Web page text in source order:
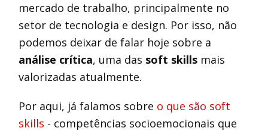
mercado de trabalho, principalmente no
setor de tecnologia e design. Por isso, não
podemos deixar de falar hoje sobre a
análise crítica, uma das soft skills mais
valorizadas atualmente.
Por aqui, já falamos sobre o que são soft
skills - competências socioemocionais que